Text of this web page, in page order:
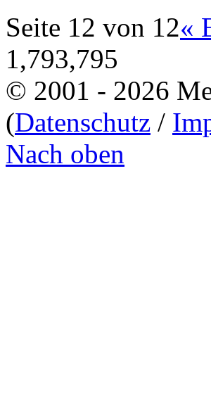
Seite 12 von 12«
1,793,795
© 2001 - 2026
(Datenschutz /
Nach oben